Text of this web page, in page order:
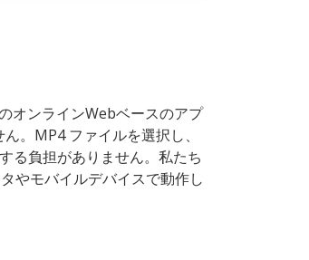
オンラインWebベースのアプ
。MP4 ファイルを選択し、
る負担がありません。私たち
やモバイルデバイスで動作し